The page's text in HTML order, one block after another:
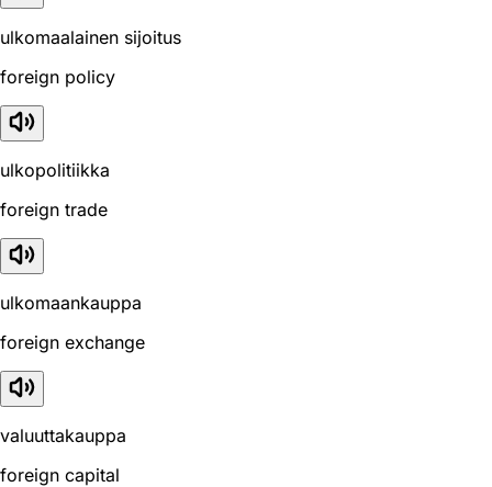
ulkomaalainen sijoitus
foreign policy
ulkopolitiikka
foreign trade
ulkomaankauppa
foreign exchange
valuuttakauppa
foreign capital